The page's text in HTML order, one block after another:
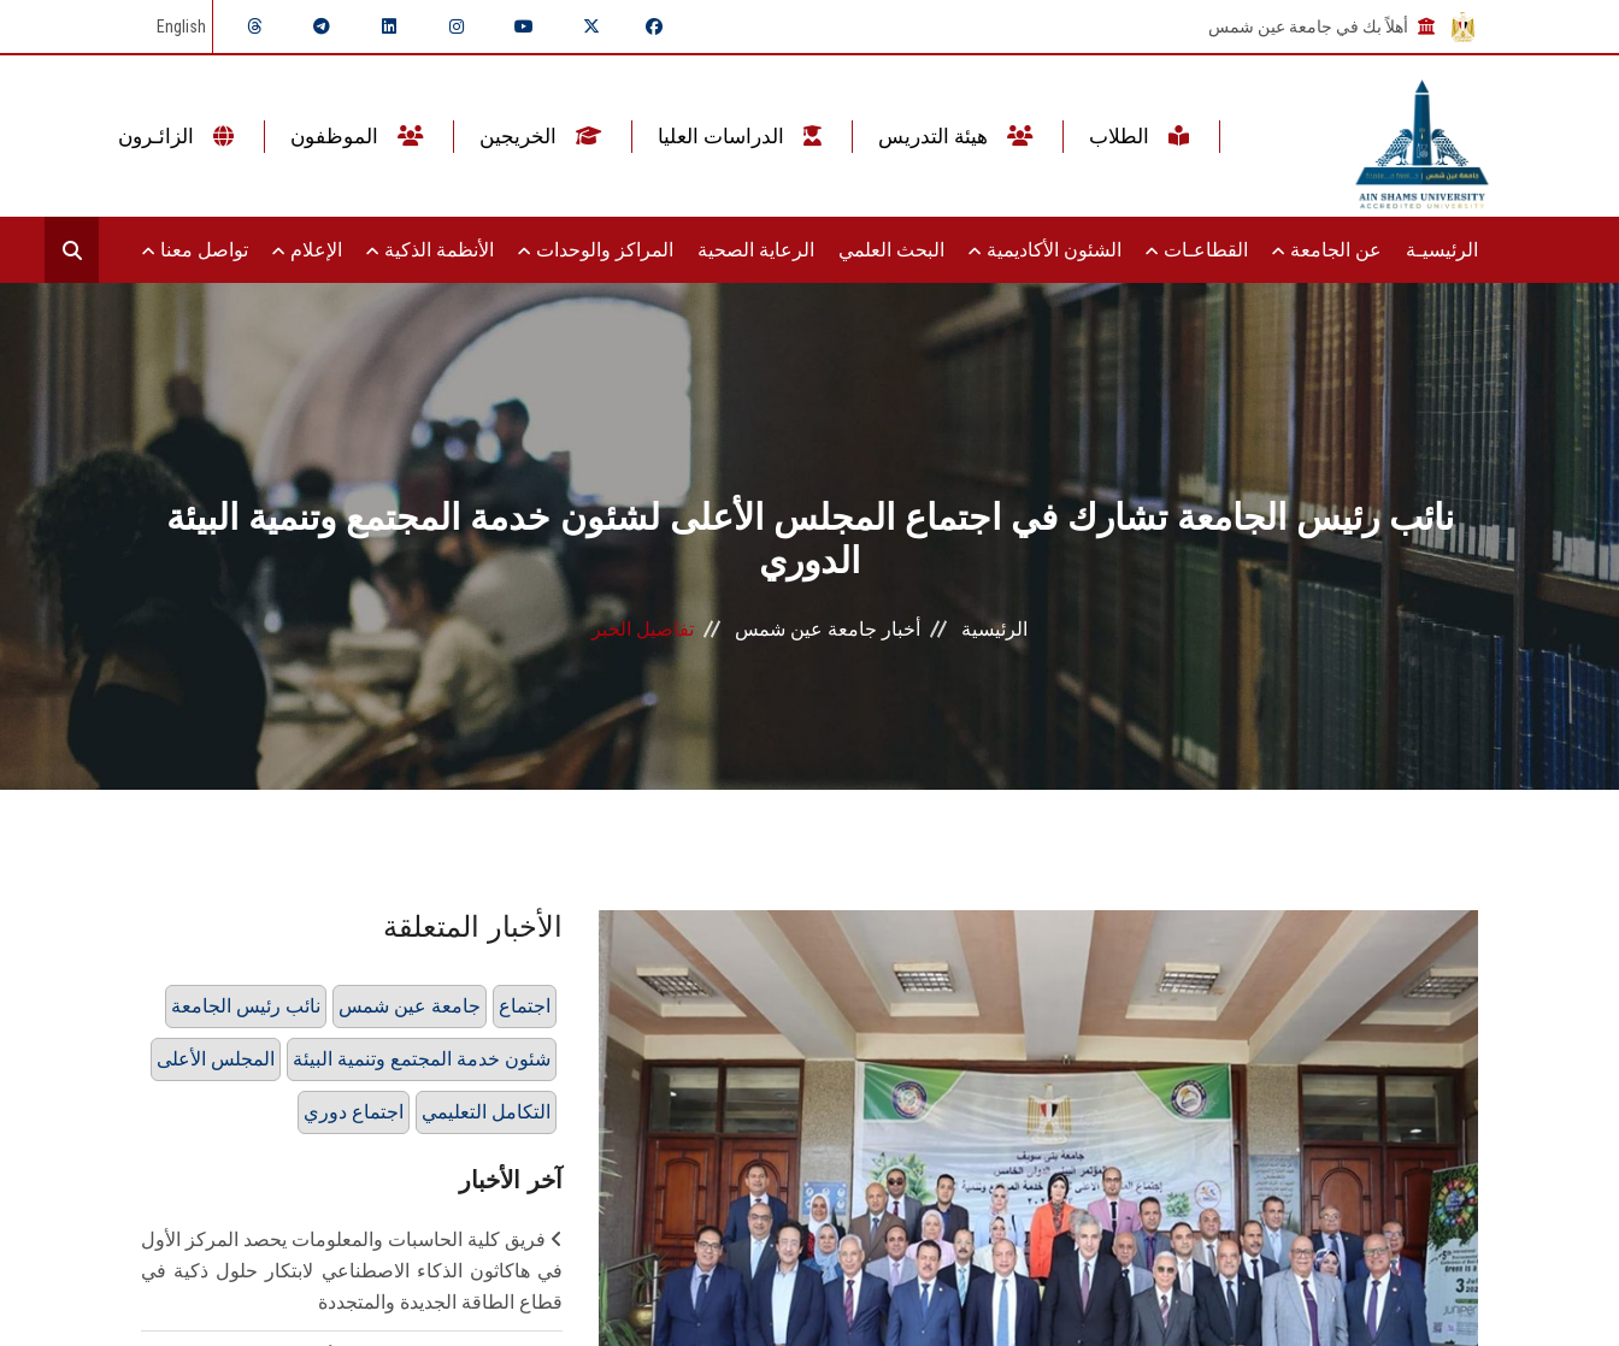
أهلاً بك في جامعة عين شمس English
الرئيسيـة عن الجامعة القطاعـات الشئون الأكاديمية البحث العلمي الرعاية الصحية المراكز والوحدات الأنظمة الذكية الإعلام تواصل معنا
نائب رئيس الجامعة تشارك في اجتماع المجلس الأعلى لشئون خدمة المجتمع وتنمية البيئة
الدوري
الرئيسية أخبار جامعة عين شمس تفاصيل الخبر
الأخبار المتعلقة
نائب رئيس الجامعة جامعة عين شمس اجتماع
المجلس الأعلى شئون خدمة المجتمع وتنمية البيئة
اجتماع دوري التكامل التعليمي
آخر الأخبار
فريق كلية الحاسبات والمعلومات يحصد المركز الأول
في هاكاثون الذكاء الاصطناعي لابتكار حلول ذكية في
قطاع الطاقة الجديدة والمتجددة